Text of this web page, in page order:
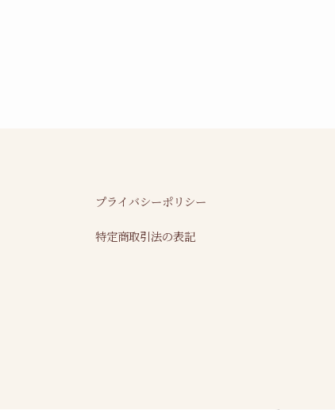
プライバシーポリシー
特定商取引法の表記